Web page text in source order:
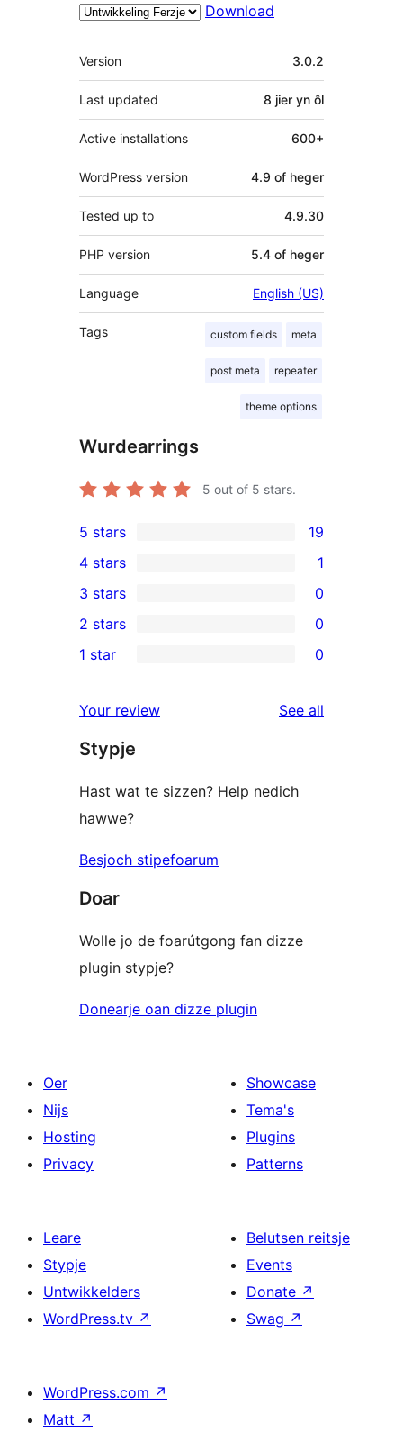
Download
Meta
Version 3.0.2
Last updated 8 jier yn ôl
Active installations 600+
WordPress version 4.9 of heger
Tested up to 4.9.30
PHP version 5.4 of heger
Language English (US)
Tags custom fields meta
post meta repeater
theme options
Wurdearrings
5 out of 5 stars.
19
5-
star
reviews
5 stars 19
4-
star
review
4 stars 1
0
3-
star
3 stars 0
2-
reviews
2 stars 0
star
reviews
1 star 0
Your review See all
Stypje
Hast wat te sizzen? Help nedich
hawwe?
Besjoch stipefoarum
Doar
Wolle jo de foarútgong fan dizze
plugin stypje?
Donearje oan dizze plugin
Oer
Nijs
Hosting
Privacy
Showcase
Tema's
Plugins
Patterns
Leare
Stypje
Untwikkelders
WordPress.tv ↗
Belutsen reitsje
Events
Donate ↗
Swag ↗
WordPress.com ↗
Matt ↗